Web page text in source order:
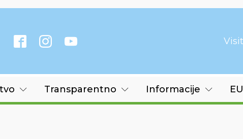
Transparentno Informacije